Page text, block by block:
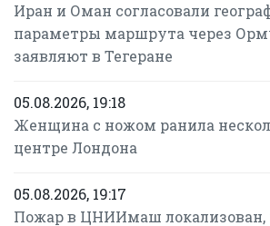
Иран и Оман согласовали
параметры маршрута через
заявляют в Тегеране
05.08.2026, 19:18
Женщина с ножом ранила
центре Лондона
05.08.2026, 19:17
Пожар в ЦНИИмаш локализован,